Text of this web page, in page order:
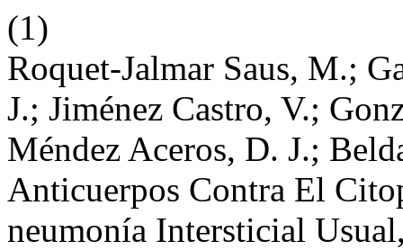
(1)
Roquet-Jalmar Saus, M.;
J.; Jiménez Castro, V.;
Méndez Aceros, D. J.;
Anticuerpos Contra El
neumonía Intersticial